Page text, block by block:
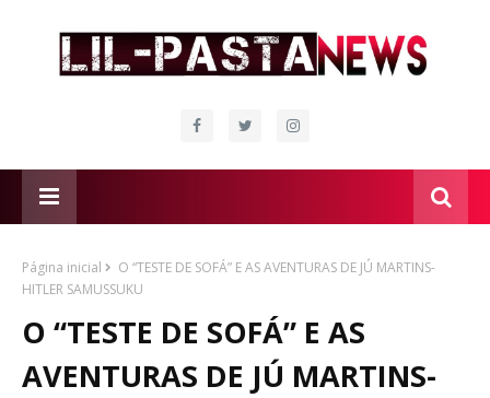
Página inicial
O “TESTE DE SOFÁ” E AS AVENTURAS DE JÚ MARTINS-
HITLER SAMUSSUKU
O “TESTE DE SOFÁ” E AS
AVENTURAS DE JÚ MARTINS-